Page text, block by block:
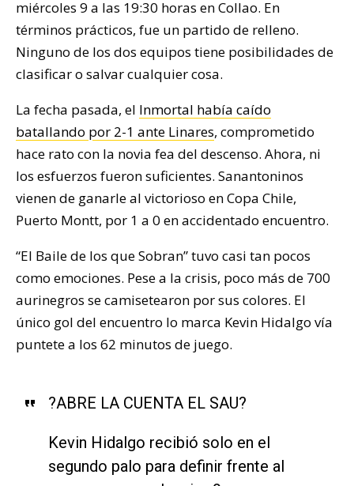
miércoles 9 a las 19:30 horas en Collao. En
términos prácticos, fue un partido de relleno.
Ninguno de los dos equipos tiene posibilidades de
clasificar o salvar cualquier cosa.
La fecha pasada, el Inmortal había caído
batallando por 2-1 ante Linares, comprometido
hace rato con la novia fea del descenso. Ahora, ni
los esfuerzos fueron suficientes. Sanantoninos
vienen de ganarle al victorioso en Copa Chile,
Puerto Montt, por 1 a 0 en accidentado encuentro.
“El Baile de los que Sobran” tuvo casi tan pocos
como emociones. Pese a la crisis, poco más de 700
aurinegros se camisetearon por sus colores. El
único gol del encuentro lo marca Kevin Hidalgo vía
puntete a los 62 minutos de juego.
?ABRE LA CUENTA EL SAU?
Kevin Hidalgo recibió solo en el
segundo palo para definir frente al